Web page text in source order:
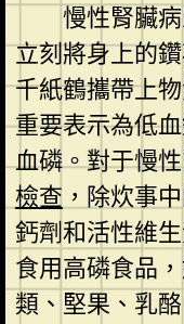
慢性腎臟
立刻將身上的
千紙鶴攜帶上
重要表示為低
血磷。對于慢
檢查 ，除炊事
鈣劑和活性維生
食用高磷食品
類、堅果、乳